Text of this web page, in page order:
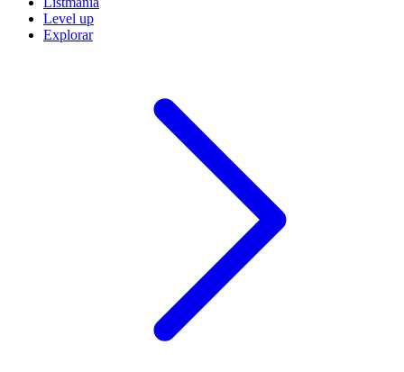
Level up
Explorar